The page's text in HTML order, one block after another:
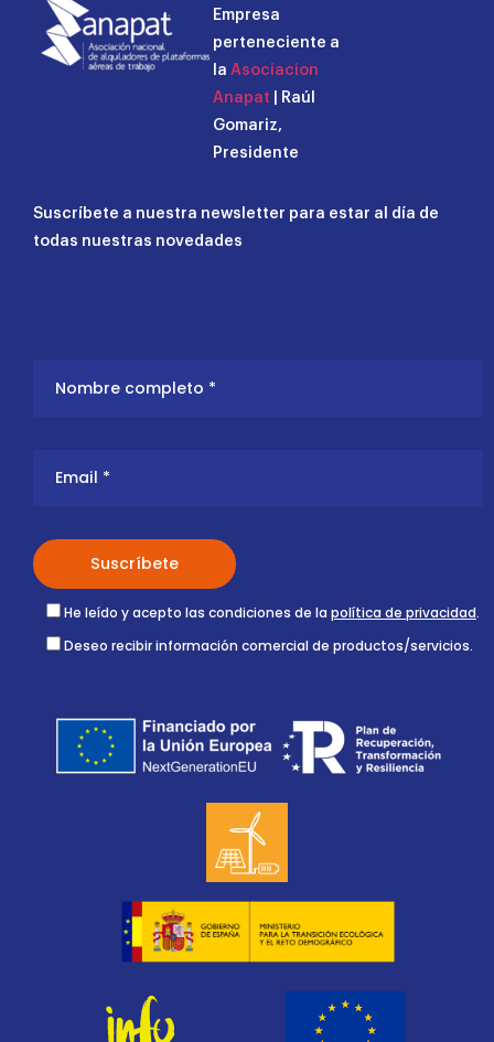
Empresa
perteneciente a
la Asociacion
Anapat | Raúl
Gomariz,
Presidente
Suscríbete a nuestra newsletter para estar al día de
todas nuestras novedades
He leído y acepto las condiciones de la política de privacidad.
Deseo recibir información comercial de productos/servicios.